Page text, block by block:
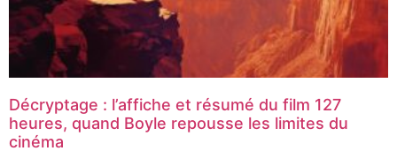
Décryptage : l’affiche et résumé du film 127
heures, quand Boyle repousse les limites du
cinéma